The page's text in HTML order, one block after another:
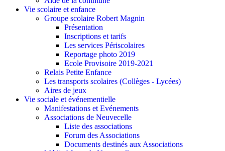
Vie scolaire et enfance
Groupe scolaire Robert Magnin
Présentation
Inscriptions et tarifs
Les services Périscolaires
Reportage photo 2019
Ecole Provisoire 2019-2021
Relais Petite Enfance
Les transports scolaires (Collèges - Lycées)
Aires de jeux
Vie sociale et événementielle
Manifestations et Evénements
Associations de Neuvecelle
Liste des associations
Forum des Associations
Documents destinés aux Associations